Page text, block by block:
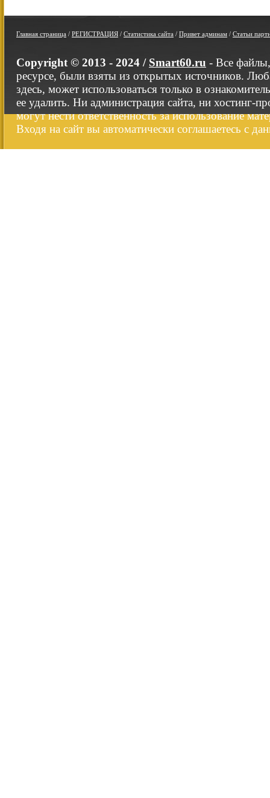
Главная страница / РЕГИСТРАЦИЯ / Статистика сайта / Привет админам / Статьи
Copyright © 2013 - 2024 / Smart60.ru - Все
ресурсе, были взяты из открытых источников.
здесь, может использоваться только в
ее удалить. Ни администрация сайта, ни хостинг-
могут нести ответственность за использование
Входя на сайт вы автоматически соглашаетесь с